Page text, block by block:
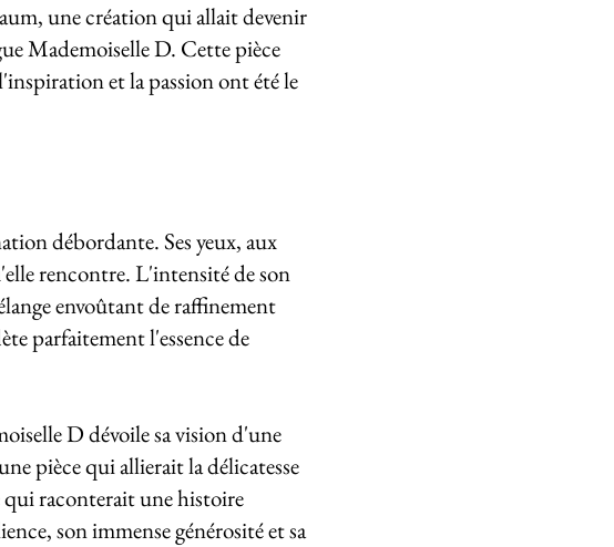
une création qui allait devenir
Mademoiselle D. Cette pièce
et la passion ont été le
débordante. Ses yeux, aux
rencontre. L'intensité de son
envoûtant de raffinement
parfaitement l'essence de
D dévoile sa vision d'une
pièce qui allierait la délicatesse
qui raconterait une histoire
son immense générosité et sa